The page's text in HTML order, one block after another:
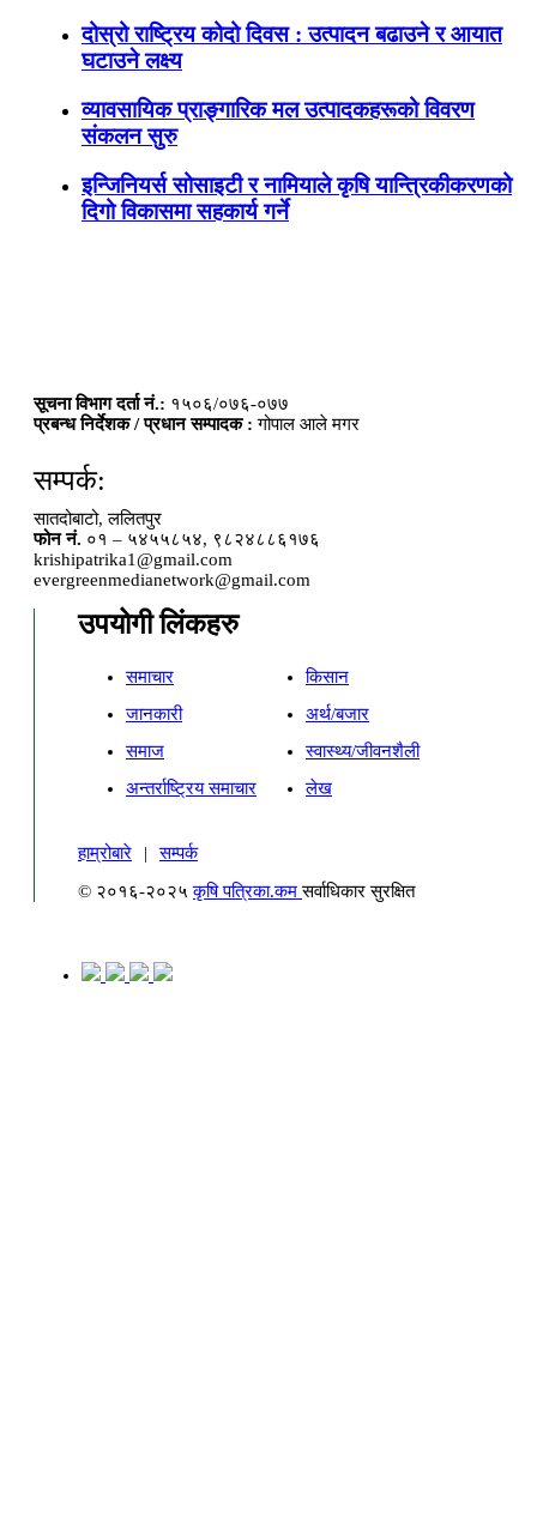
दोस्रो राष्ट्रिय कोदो दिवस : उत्पादन बढाउने र आयात
घटाउने लक्ष्य
व्यावसायिक प्राङ्गारिक मल उत्पादकहरूको विवरण
संकलन सुरु
इन्जिनियर्स सोसाइटी र नामियाले कृषि यान्त्रिकीकरणको
दिगो विकासमा सहकार्य गर्ने
सूचना विभाग दर्ता नं.: १५०६/०७६-०७७
प्रबन्ध निर्देशक / प्रधान सम्पादक : गोपाल आले मगर
सम्पर्क:
सातदोबाटो, ललितपुर
फोन नं. ०१ – ५४५५८५४, ९८२४८८६१७६
krishipatrika1@gmail.com
evergreenmedianetwork@gmail.com
उपयोगी लिंकहरु
समाचार
किसान
जानकारी
अर्थ/बजार
समाज
स्वास्थ्य/जीवनशैली
अन्तर्राष्ट्रिय समाचार
लेख
हाम्रोबारे |
सम्पर्क
© २०१६-२०२५कृषि पत्रिका.कमसर्वाधिकार सुरक्षित